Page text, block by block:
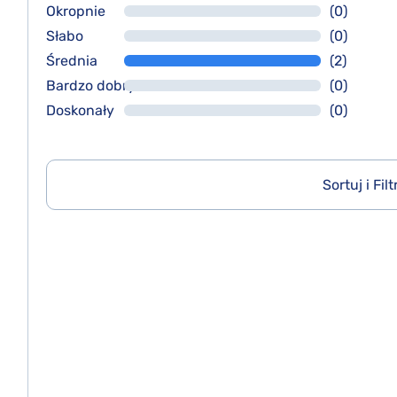
Okropnie
(0)
Słabo
(0)
Średnia
(2)
Bardzo dobry
(0)
Doskonały
(0)
Sortuj i